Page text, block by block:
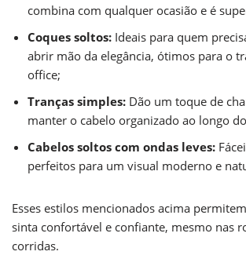
combina com qualquer ocasião e é
Coques soltos: Ideais para quem
abrir mão da elegância, ótimos para o
office;
Tranças simples: Dão um toque de
manter o cabelo organizado ao longo
Cabelos soltos com ondas leves:
perfeitos para um visual moderno e
Esses estilos mencionados acima
sinta confortável e confiante, mesmo nas
corridas.